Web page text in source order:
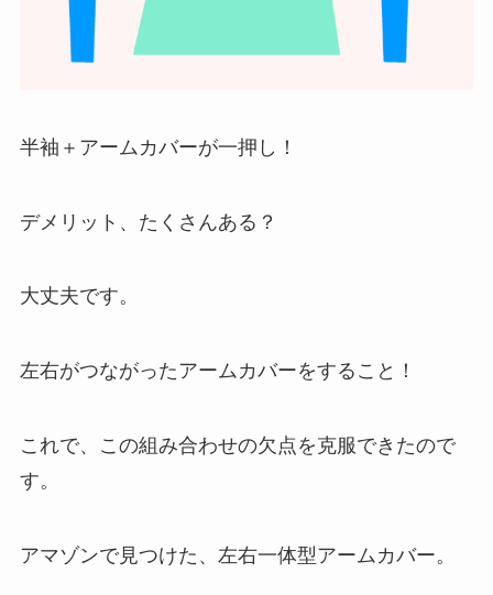
半袖＋アームカバーが一押し！
デメリット、たくさんある？
大丈夫です。
左右がつながったアームカバーをすること！
これで、この組み合わせの欠点を克服できたので
す。
アマゾンで見つけた、左右一体型アームカバー。